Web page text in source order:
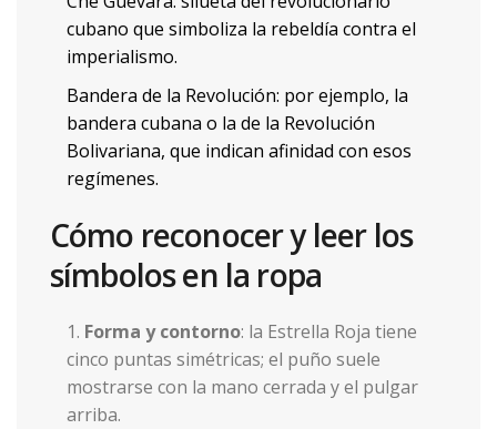
cubano que simboliza la rebeldía contra el
imperialismo.
Bandera de la Revolución: por ejemplo, la
bandera cubana o la de la Revolución
Bolivariana, que indican afinidad con esos
regímenes.
Cómo reconocer y leer los
símbolos en la ropa
Forma y contorno: la Estrella Roja tiene
cinco puntas simétricas; el puño suele
mostrarse con la mano cerrada y el pulgar
arriba.